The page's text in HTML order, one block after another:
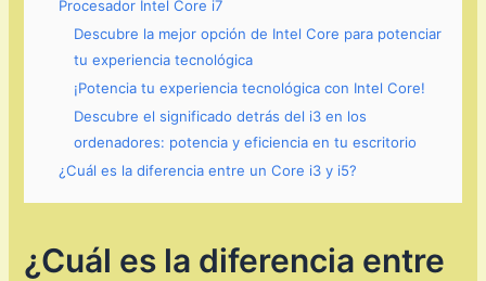
Procesador Intel Core i7
Descubre la mejor opción de Intel Core para potenciar
tu experiencia tecnológica
¡Potencia tu experiencia tecnológica con Intel Core!
Descubre el significado detrás del i3 en los
ordenadores: potencia y eficiencia en tu escritorio
¿Cuál es la diferencia entre un Core i3 y i5?
¿Cuál es la diferencia entre